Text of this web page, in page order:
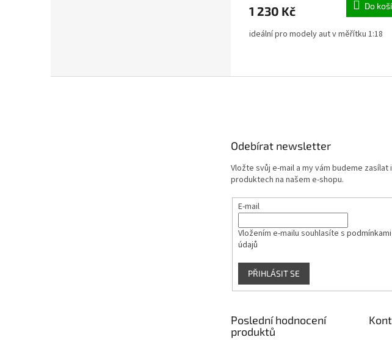
1 230 Kč Do
ideální pro modely aut v měřítku 1:18
Odebírat newsletter
Vložte svůj e-mail a my vám budeme
produktech na našem e-shopu.
E-mail
Vložením e-mailu souhlasíte s
údajů
PŘIHLÁSIT SE
Poslední hodnocení
produktů